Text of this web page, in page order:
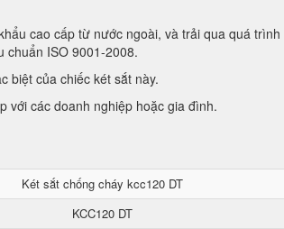
cao cấp từ nước ngoài, và trải qua quá trình
chuẩn ISO 9001-2008.
biệt của chiếc két sắt này.
với các doanh nghiệp hoặc gia đình.
Két sắt chống cháy kcc120 DT
KCC120 DT